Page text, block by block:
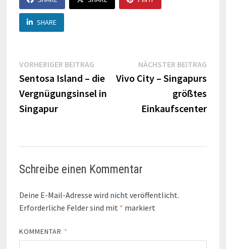
SHARE
Beitragsnavigation
VORHERIGER BEITRAGVorheriger
Beitrag:
Sentosa Island – die
Vergnügungsinsel in
Singapur
NÄCHSTER BEITRAG
Vivo City – Singapurs
größtes
Einkaufscenter
Schreibe einen Kommentar
Deine E-Mail-Adresse wird nicht veröffentlicht.
Erforderliche Felder sind mit * markiert
KOMMENTAR *